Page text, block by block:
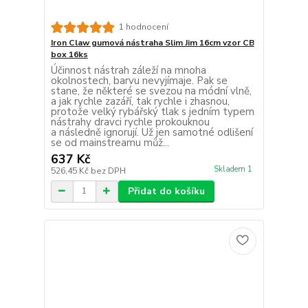
1 hodnocení
Iron Claw gumová nástraha Slim Jim 16cm vzor CB
box 16ks
Účinnost nástrah záleží na mnoha
okolnostech, barvu nevyjímaje. Pak se
stane, že některé se svezou na módní vlně,
a jak rychle zazáří, tak rychle i zhasnou,
protože velký rybářský tlak s jedním typem
nástrahy dravci rychle prokouknou
a následně ignorují. Už jen samotné odlišení
se od mainstreamu můž...
637 Kč
526,45 Kč bez DPH Skladem 1
Přidat do košíku